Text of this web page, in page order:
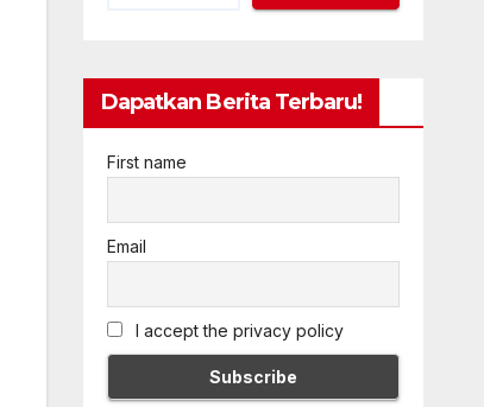
Dapatkan Berita Terbaru!
First name
Email
I accept the privacy policy